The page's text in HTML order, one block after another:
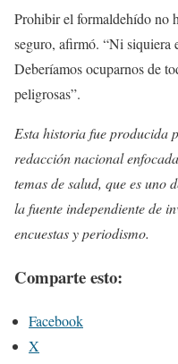
Prohibir el formaldehído no
seguro, afirmó. “Ni siquiera
Deberíamos ocuparnos de
peligrosas”.
Esta historia fue producida
redacción nacional
temas de salud, que es uno
la fuente independiente de
encuestas y periodismo.
Comparte esto:
Facebook
X